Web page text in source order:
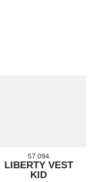
57.094
LIBERTY VEST
KID